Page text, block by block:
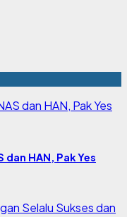
dan HAN, Pak Yes